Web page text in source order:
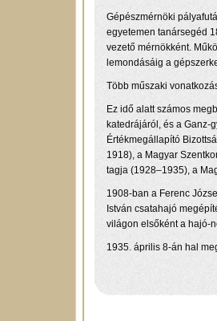
Gépészmérnöki
egyetemen tanársegéd
vezető mérnökként.
lemondásáig a
Több műszaki
Ez idő alatt számos
katedrájáról, és a Ganz-
Értékmegállapító
1918), a Magyar
tagja (1928–1935), a
1908-ban a Ferenc
István csatahajó
világon elsőként a hajó-
1935. április 8-án hal